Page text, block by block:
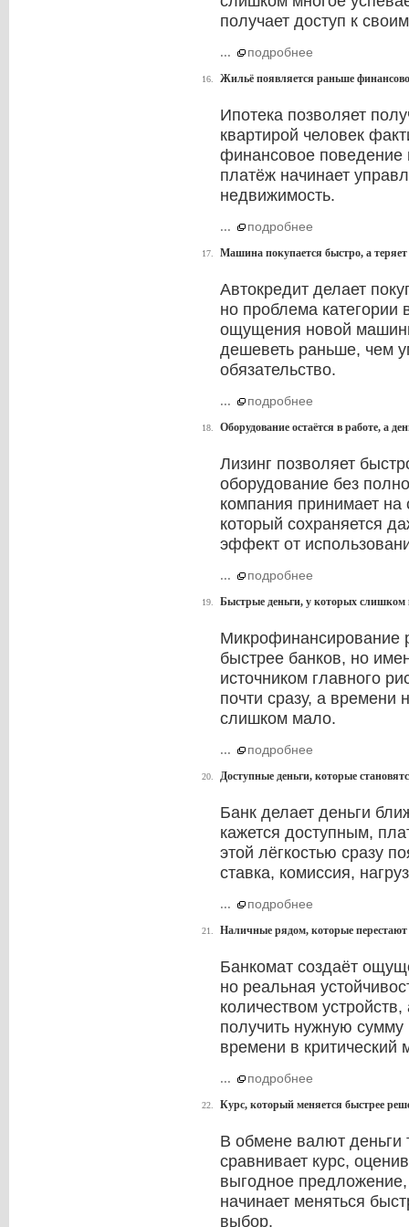
получает доступ к
... подробнее
16. Жильё появляется раньше
Ипотека позволяет
квартирой человек
финансовое
платёж начинает
недвижимость.
... подробнее
17. Машина покупается быстро, а теряет
Автокредит делает
но проблема категории
ощущения новой
дешеветь раньше, чем
обязательство.
... подробнее
18. Оборудование остаётся в работе, а
Лизинг позволяет
оборудование без
компания принимает на
который сохраняется
эффект от
... подробнее
19. Быстрые деньги, у которых слишком
Микрофинансирование
быстрее банков, но
источником главного
почти сразу, а времени
слишком мало.
... подробнее
20. Доступные деньги, которые
Банк делает деньги
кажется доступным,
этой лёгкостью сразу
ставка, комиссия,
... подробнее
21. Наличные рядом, которые перестают
Банкомат создаёт
но реальная
количеством
получить нужную сумму
времени в критический
... подробнее
22. Курс, который меняется быстрее
В обмене валют деньги
сравнивает курс,
выгодное
начинает меняться
выбор.